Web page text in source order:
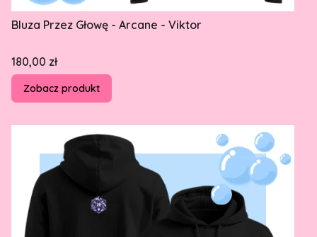
Bluza Przez Głowę - Arcane - Viktor
Cena
180,00 zł
Zobacz produkt